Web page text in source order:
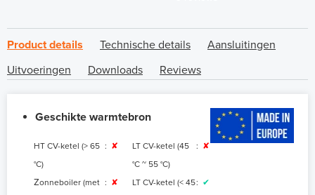
Product details Technische details
Aansluitingen
Uitvoeringen
Downloads Reviews
Geschikte warmtebron
HT CV-ketel (> 65
°C)
: ✘
LT CV-ketel (45
°C ~ 55 °C)
: ✘
Zonneboiler (met : ✘
LT CV-ketel (< 45: ✔